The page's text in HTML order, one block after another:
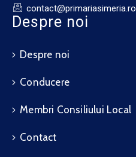
contact@primariasimeria.ro
Despre noi
Despre noi
Conducere
Membri Consiliului Local
Contact